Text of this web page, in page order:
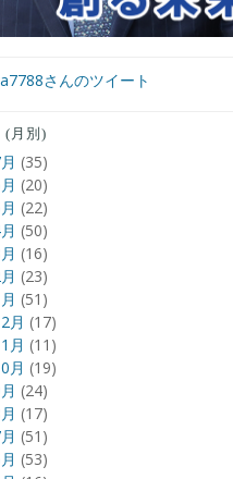
さんのツイート
(月別)
(35)
(20)
(22)
(50)
(16)
(23)
(51)
月 (17)
月 (11)
月 (19)
(24)
(17)
(51)
(53)